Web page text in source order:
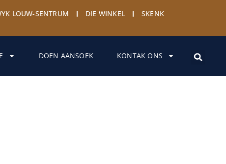
LOUW-SENTRUM DIE WINKEL SKENK
DOEN AANSOEK KONTAK ONS